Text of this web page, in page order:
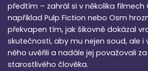
předtím – zahrál si v několika filmech
například Pulp Fiction nebo Osm
překvapen tím, jak šikovně dokázal
skutečnosti, aby mu nejen soud, ale i
něho uvěřili a nadále jej považovali
starostlivého člověka.